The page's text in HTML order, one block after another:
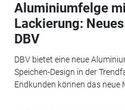
Aluminiumfelge
Lackierung:
DBV
DBV bietet eine neue
Speichen-Design in der
Endkunden können das neue